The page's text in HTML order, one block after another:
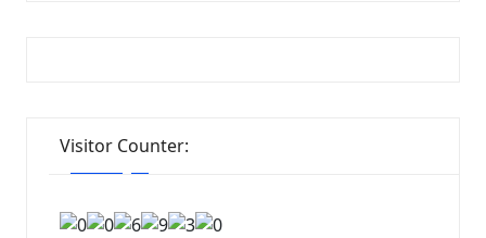
Visitor Counter: